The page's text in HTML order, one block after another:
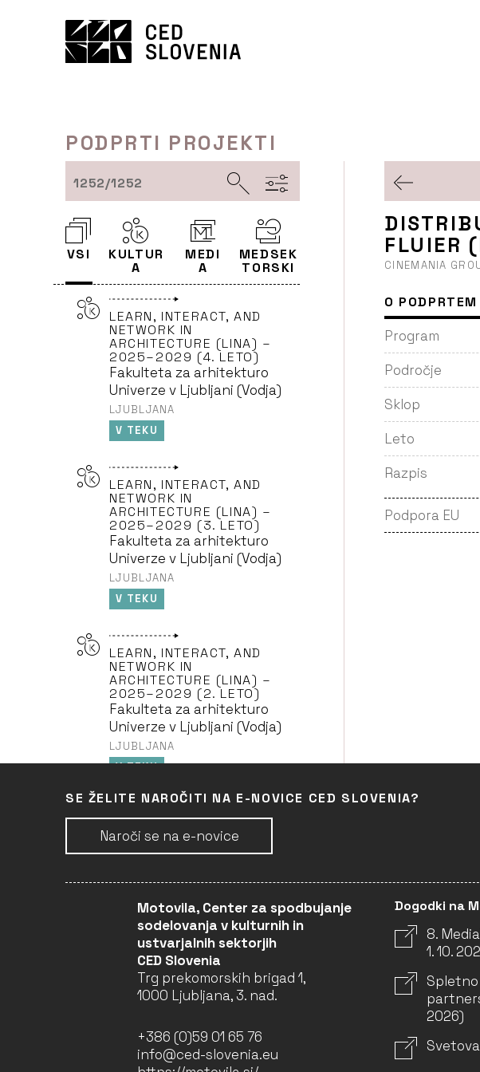
PODPRTI PROJEKTI
1252/1252
VSI
KULTUR
A
MEDI
A
MEDSEK
TORSKI
LEARN, INTERACT, AND
NETWORK IN
ARCHITECTURE (LINA) –
2025–2029 (4. LETO)
Fakulteta za arhitekturo
Univerze v Ljubljani (Vodja)
LJUBLJANA
V TEKU
LEARN, INTERACT, AND
NETWORK IN
ARCHITECTURE (LINA) –
2025–2029 (3. LETO)
Fakulteta za arhitekturo
Univerze v Ljubljani (Vodja)
LJUBLJANA
V TEKU
LEARN, INTERACT, AND
NETWORK IN
ARCHITECTURE (LINA) –
2025–2029 (2. LETO)
Fakulteta za arhitekturo
Univerze v Ljubljani (Vodja)
LJUBLJANA
V TEKU
LEARN, INTERACT, AND
NETWORK IN
LJUBLJANA
V TEKU
LEARN, INTERACT, AND
NETWORK IN
2022–2025 (4. LETO)
Fakulteta za arhitekturo
Univerze v Ljubljani (Vodja)
FLUIER
CINEMANIA
O
Program
Področje
Sklop
Leto
Razpis
Podpora EU
SE ŽELITE NAROČITI NA E-NOVICE CED SLOVENIA?
Naroči se na e-novice
Motovila, Center za spodbujanje
sodelovanja v kulturnih in
ustvarjalnih sektorjih
CED Slovenia
Trg prekomorskih brigad 1,
1000 Ljubljana, 3. nad.
+386 (0)59 01 65 76
info@ced-slovenia.eu
Dogodki na
8.
1. 10.
2026)